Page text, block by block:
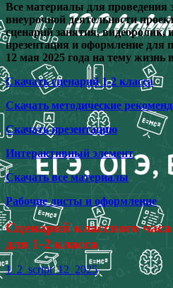
Все материалы для проведения
внеурочной деятельности
сценарий занятия, видеоролик,
презентация и оформление для
12 мая 2025 года на тему жизнь
Скачать сценарий 1-2 класса
Скачать методические
Скачать презентацию
Интерактивный элемент
Скачать все материалы
Рабочие листы и оформление
Сценарий классного
для 1-2 класса
1_2_script_12_2025